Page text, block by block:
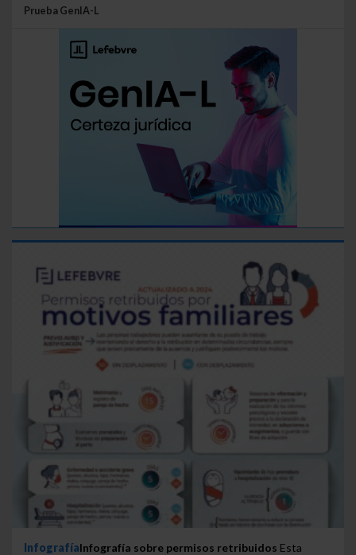
Prueba GenIA-L
InfografíaInfografía sobre permisos retribuidos Esta